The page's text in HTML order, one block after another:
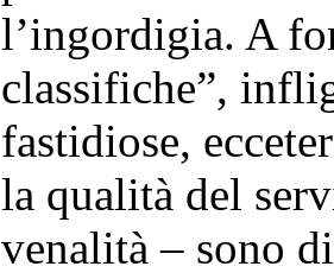
l’ingordigia. A
classifiche”,
fastidiose,
la qualità del
venalità – sono